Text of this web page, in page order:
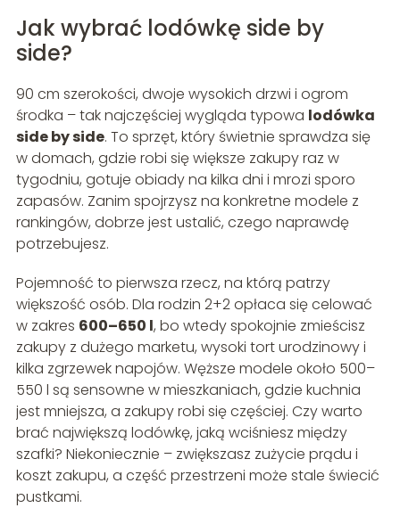
Jak wybrać lodówkę side by
side?
90 cm szerokości, dwoje wysokich drzwi i ogrom
środka – tak najczęściej wygląda typowa lodówka
side by side. To sprzęt, który świetnie sprawdza się
w domach, gdzie robi się większe zakupy raz w
tygodniu, gotuje obiady na kilka dni i mrozi sporo
zapasów. Zanim spojrzysz na konkretne modele z
rankingów, dobrze jest ustalić, czego naprawdę
potrzebujesz.
Pojemność to pierwsza rzecz, na którą patrzy
większość osób. Dla rodzin 2+2 opłaca się celować
w zakres 600–650 l, bo wtedy spokojnie zmieścisz
zakupy z dużego marketu, wysoki tort urodzinowy i
kilka zgrzewek napojów. Węższe modele około 500–
550 l są sensowne w mieszkaniach, gdzie kuchnia
jest mniejsza, a zakupy robi się częściej. Czy warto
brać największą lodówkę, jaką wciśniesz między
szafki? Niekoniecznie – zwiększasz zużycie prądu i
koszt zakupu, a część przestrzeni może stale świecić
pustkami.